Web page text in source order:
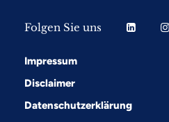
Folgen Sie uns
Impressum
Disclaimer
Datenschutzerklärung